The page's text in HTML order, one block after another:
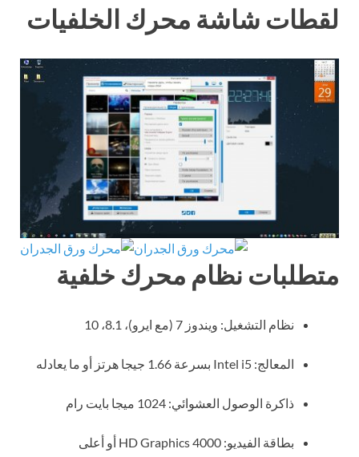
لقطات شاشة محرك الخلفيات
متطلبات نظام محرك خلفية
نظام التشغيل: ويندوز 7 (مع ايرو)، 8.1، 10
المعالج: Intel i5 بسرعة 1.66 جيجا هرتز أو ما يعادله
ذاكرة الوصول العشوائي: 1024 ميجا بايت رام
بطاقة الفيديو: HD Graphics 4000 أو أعلى